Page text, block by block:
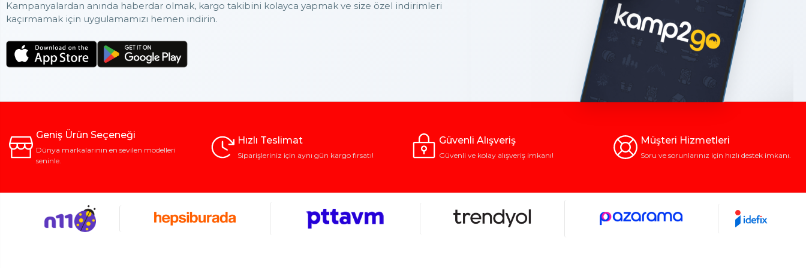
Kampanyalardan anında haberdar olmak, kargo takibini kolayca yapmak ve size özel indirimleri
kaçırmamak için uygulamamızı hemen indirin.
Geniş Ürün Seçeneği
Dünya markalarının en sevilen modelleri
seninle.
Hızlı Teslimat
Siparişleriniz için aynı gün kargo fırsatı!
Güvenli Alışveriş
Güvenli ve kolay alışveriş imkanı!
Müşteri Hizmetleri
Soru ve sorunlarınız için hızlı destek imkanı.